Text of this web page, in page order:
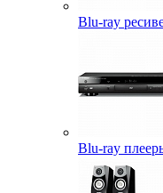
Blu-ray
Blu-ray